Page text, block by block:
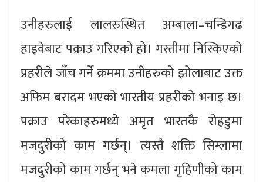
उनीहरुलाई लालरुस्थित अम्बाला–चन्डिगढ
हाइवेबाट पक्राउ गरिएको हो। गस्तीमा निस्किएको
प्रहरीले जाँच गर्ने क्रममा उनीहरुको झोलाबाट उक्त
अफिम बरादम भएको भारतीय प्रहरीको भनाइ छ।
पक्राउ परेकाहरुमध्ये अमृत भारतकै रोहडुमा
मजदुरीको काम गर्छन्। त्यस्तै शक्ति सिम्लामा
मजदुरीको काम गर्छन् भने कमला गृहिणीको काम